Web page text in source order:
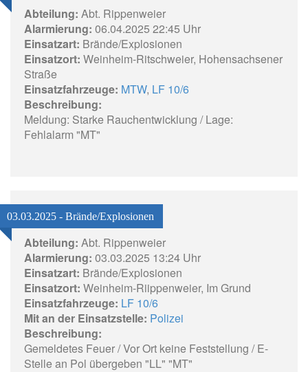
Abteilung: Abt. Rippenweier
Alarmierung: 06.04.2025 22:45 Uhr
Einsatzart: Brände/Explosionen
Einsatzort: Weinheim-Ritschweier, Hohensachsener
Straße
Einsatzfahrzeuge: MTW, LF 10/6
Beschreibung:
Meldung: Starke Rauchentwicklung / Lage:
Fehlalarm "MT"
03.03.2025 - Brände/Explosionen
Abteilung: Abt. Rippenweier
Alarmierung: 03.03.2025 13:24 Uhr
Einsatzart: Brände/Explosionen
Einsatzort: Weinheim-Riippenweier, Im Grund
Einsatzfahrzeuge: LF 10/6
Mit an der Einsatzstelle: Polizei
Beschreibung:
Gemeldetes Feuer / Vor Ort keine Feststellung / E-
Stelle an Pol übergeben "LL" "MT"